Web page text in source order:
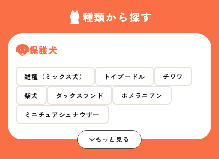
種類から探す
保護犬
雑種（ミックス犬） トイプードル チワワ
柴犬 ダックスフンド ポメラニアン
ミニチュアシュナウザー
もっと見る